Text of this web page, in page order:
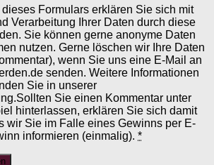
Formulars erklären Sie sich mit
Verarbeitung Ihrer Daten durch diese
Sie können gerne anonyme Daten
nutzen. Gerne löschen wir Ihre Daten
wenn Sie uns eine E-Mail an
senden. Weitere Informationen
Sie in unserer
Sie einen Kommentar unter
hinterlassen, erklären Sie sich damit
wir Sie im Falle eines Gewinns per E-
informieren (einmalig). *